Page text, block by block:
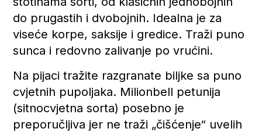
do prugastih i dvobojnih. Idealna je za
viseće korpe, saksije i gredice. Traži puno
sunca i redovno zalivanje po vrućini.
Na pijaci tražite razgranate biljke sa puno
cvjetnih pupoljaka. Milionbell petunija
(sitnocvjetna sorta) posebno je
preporučljiva jer ne traži „čišćenje“ uvelih